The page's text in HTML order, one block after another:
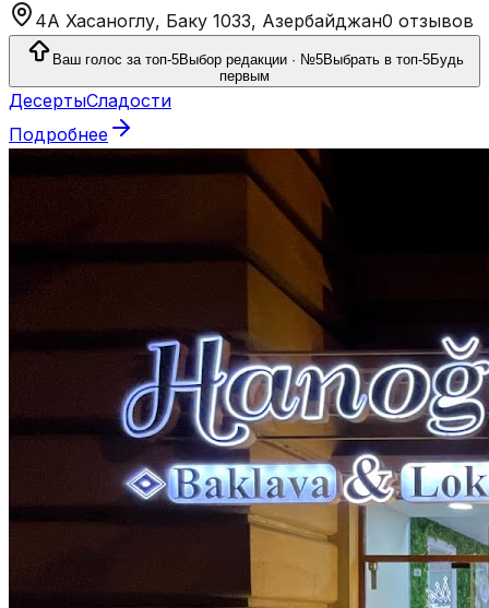
4А Хасаноглу, Баку 1033, Азербайджан0 отзывов
Ваш голос за топ-5Выбор редакции · №5Выбрать в топ-5Будь
первым
ДесертыСладости
Подробнее